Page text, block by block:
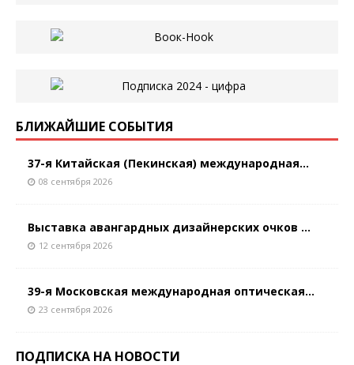
БЛИЖАЙШИЕ СОБЫТИЯ
37-я Китайская (Пекинская) международная...
08 сентября 2026
Выставка авангардных дизайнерских очков ...
12 сентября 2026
39-я Московская международная оптическая...
23 сентября 2026
ПОДПИСКА НА НОВОСТИ